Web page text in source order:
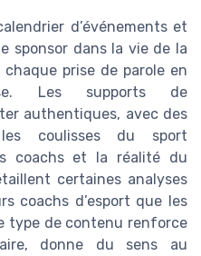
d’événements et
sponsor dans la vie de la
prise de parole en
Les supports de
authentiques, avec des
coulisses du sport
coachs et la réalité du
certaines analyses
coachs d’esport que les
type de contenu renforce
donne du sens au